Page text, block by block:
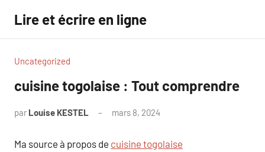
contenu
Lire et écrire en ligne
Uncategorized
cuisine togolaise : Tout comprendre
par Louise KESTEL mars 8, 2024
Ma source à propos de cuisine togolaise